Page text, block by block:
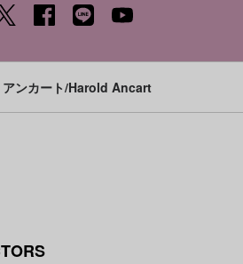
アンカート/Harold Ancart